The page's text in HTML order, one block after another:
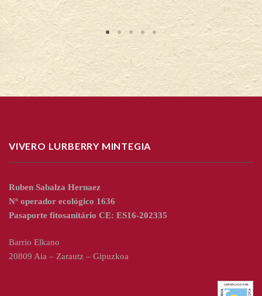
VIVERO LURBERRY MINTEGIA
Ruben Sabalza Hernaez
Nº operador ecológico 1636
Pasaporte fitosanitário CE: ES16-202335
Barrio Elkano
20809 Aia – Zarautz – Gipuzkoa